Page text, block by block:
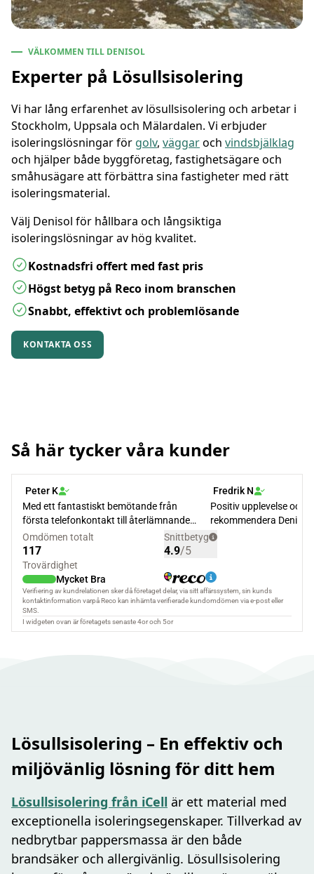
VÄLKOMMEN TILL DENISOL
Experter på Lösullsisolering
Vi har lång erfarenhet av lösullsisolering och arbetar i
Stockholm, Uppsala och Mälardalen. Vi erbjuder
isoleringslösningar för golv, väggaroch vindsbjälklag
och hjälper både byggföretag, fastighetsägare och
småhusägare att förbättra sina fastigheter med rätt
isoleringsmaterial.
Välj Denisol för hållbara och långsiktiga
isoleringslösningar av hög kvalitet.
Kostnadsfri offert med fast pris
Högst betyg på Reco inom branschen
Snabbt, effektivt och problemlösande
KONTAKTA OSS
Så här tycker våra kunder
Lösullsisolering – En effektiv och
miljövänlig lösning för ditt hem
Lösullsisolering från iCell är ett material med
exceptionella isoleringsegenskaper. Tillverkad av
nedbrytbar pappersmassa är den både
brandsäker och allergivänlig. Lösullsisolering